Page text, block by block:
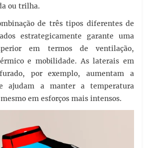
ou trilha.
de três tipos diferentes de
estrategicamente garante uma
em termos de ventilação,
e mobilidade. As laterais em
por exemplo, aumentam a
ajudam a manter a temperatura
em esforços mais intensos.